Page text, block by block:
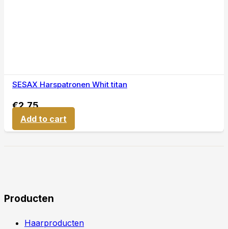
SESAX Harspatronen Whit titan
€2,75
Add to cart
Producten
Haarproducten